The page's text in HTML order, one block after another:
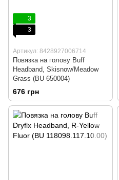
3
3
Артикул: 8428927006714
Повязка на голову Buff
Headband, Skisnow/Meadow
Grass (BU 650004)
676 грн